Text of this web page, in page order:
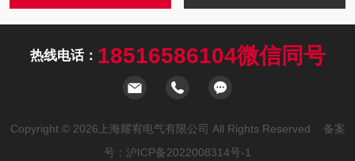
热线电话： 18516586104微信同号
Copyright © 2026上海耀宥电气有限公司 All Rights Reserved 备案
号： 沪ICP备2022008314号-1